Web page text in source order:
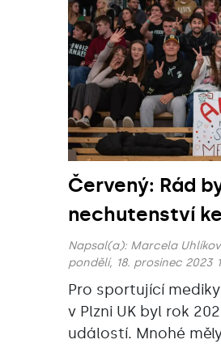
Červený: Rád
nechutenství
Napsal(a): Marcela
pondělí, 18. prosinec 2023
Pro sportující
v Plzni UK byl rok
událostí. Mnohé